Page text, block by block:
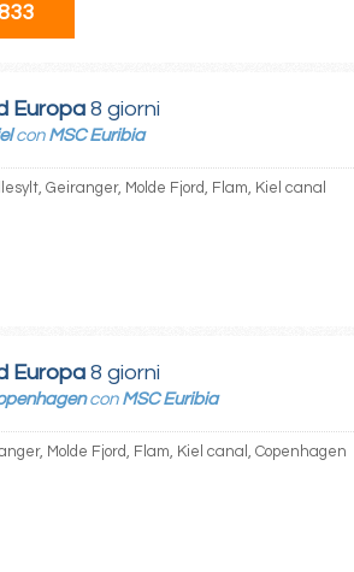
Europa 8 giorni
con MSC Euribia
Geiranger, Molde Fjord, Flam, Kiel canal
Europa 8 giorni
con MSC Euribia
Molde Fjord, Flam, Kiel canal, Copenhagen